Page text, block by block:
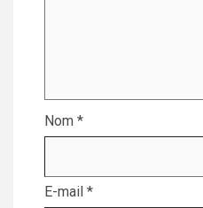
Nom *
E-mail *